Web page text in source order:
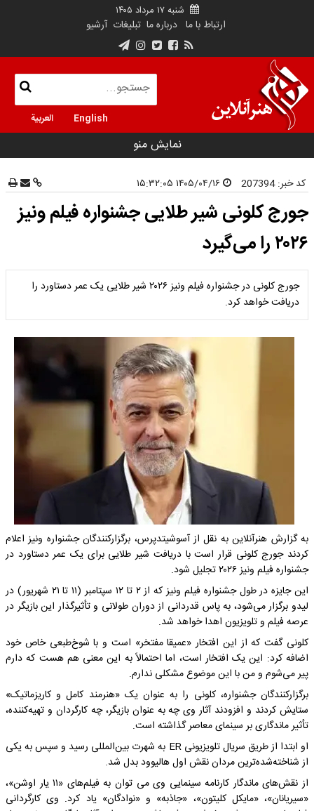
شنبه ۱۷ مرداد ۱۴۰۵
ارتباط با ما درباره ما تبلیغات آرشیو
English العربية
نمایش منو
کد خبر:207394
جورج کلونی شیر طلایی جشنواره فیلم ونیز
۲۰۲۶ را می‌گیرد
جورج کلونی در جشنواره فیلم ونیز ۲۰۲۶ شیر طلایی یک عمر دستاورد را
دریافت خواهد کرد.
به گزارش هنرآنلاین به نقل از آسوشیتدپرس، برگزارکنندگان جشنواره ونیز اعلام
کردند جورج کلونی قرار است با دریافت شیر طلایی برای یک عمر دستاورد در
جشنواره فیلم ونیز ۲۰۲۶ تجلیل شود.
این جایزه در طول جشنواره فیلم ونیز که از ۲ تا ۱۲ سپتامبر (۱۱ تا ۲۱ شهریور) در
لیدو برگزار می‌شود، به پاس قدردانی از دوران طولانی و تأثیرگذار این بازیگر در
عرصه فیلم و تلویزیون اهدا خواهد شد.
کلونی گفت که‌ از این افتخار «عمیقا مفتخر» است و با شوخ‌طبعی خاص خود
اضافه کرد: این یک افتخار است، اما احتمالاً به این معنی هم هست که دارم
پیر می‌شوم و من با این موضوع مشکلی ندارم.
برگزارکنندگان جشنواره، کلونی را به عنوان یک «هنرمند کامل و کاریزماتیک»
ستایش کردند و افزودند آثار وی چه به عنوان بازیگر، چه کارگردان و تهیه‌کننده،
تأثیر ماندگاری بر سینمای معاصر گذاشته است.
او ابتدا از طریق سریال تلویزیونی ER به شهرت بین‌المللی رسید و سپس به یکی
از شناخته‌شده‌ترین مردان نقش اول هالیوود بدل شد.
از نقش‌های ماندگار کارنامه سینمایی وی می توان به فیلم‌های «۱۱ یار اوشن»،
«سیریانان»، «مایکل کلیتون»، «جاذبه» و «نوادگان» یاد کرد. وی کارگردانی